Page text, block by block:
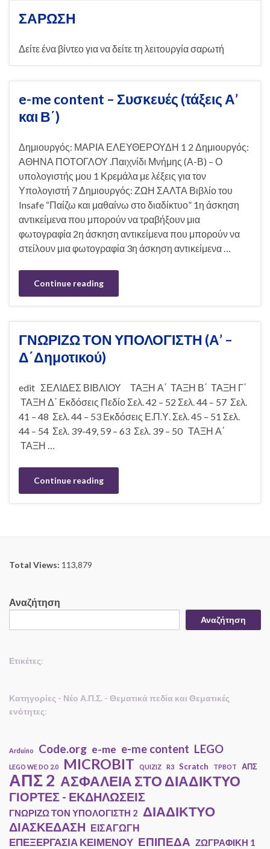
ΣΑΡΩΣΗ
Δείτε ένα βίντεο για να δείτε τη λειτουργία σαρωτή
e-me content – Συσκευές (τάξεις Α’
και Β΄)
Δημιουργός: ΜΑΡΙΑ ΕΛΕΥΘΕΡΟΥΔΗ 1 2 Δημιουργός:
ΑΘΗΝΑ ΠΟΤΟΓΛΟΥ .Παιχνίδι Μνήμης (Α-Β) – Ο
υπολογιστής μου 1 Κρεμάλα με λέξεις για τον
Υπολογιστή 7 Δημιουργός: ΖΩΗ ΣΑΛΤΑ Βιβλίο του
Insafe “Παίζω και μαθαίνω στο διαδίκτυο” 1η άσκηση
αντικείμενα που μπορούν να τραβήξουν μια
φωτογραφία 2η άσκηση αντικείμενα που μπορούν να
στείλουν μια φωτογραφία 3η άσκηση αντικείμενα …
Continue reading
ΓΝΩΡΙΖΩ ΤΟΝ ΥΠΟΛΟΓΙΣΤΗ (Α’ –
Δ΄Δημοτικού)
edit ΣΕΛΙΔΕΣ ΒΙΒΛΙΟΥ ΤΑΞΗ Α΄ ΤΑΞΗ Β΄ ΤΑΞΗ Γ΄
ΤΑΞΗ Δ΄ Εκδόσεις Πεδίο Σελ. 42 – 52 Σελ. 44 – 57 Σελ.
41 – 48 Σελ. 44 – 53 Εκδόσεις Ε.Π.Υ. Σελ. 45 – 51 Σελ.
44 – 54 Σελ. 39-49, 59 – 63 Σελ. 39 – 50 ΤΑΞΗ Α΄
ΤΑΞΗ …
Continue reading
Total Views: 113,879
Αναζήτηση
Αναζήτηση
Ετικέτες:
Κατηγορίες - Νέο Α.Π.Σ. - Θεματικά πεδία και Θεματικές
ενότητες:
Arduino Code.org e-me e-me content LEGO
LEGO WE DO 2.0 MICROBIT QUIZIZ R3 Scratch TPBOT ΑΠΣ
ΑΠΣ 2 ΑΣΦΑΛΕΙΑ ΣΤΟ ΔΙΑΔΙΚΤΥΟ
ΓΙΟΡΤΕΣ - ΕΚΔΗΛΩΣΕΙΣ
ΓΝΩΡΙΖΩ ΤΟΝ ΥΠΟΛΟΓΙΣΤΗ 2 ΔΙΑΔΙΚΤΥΟ
ΔΙΑΣΚΕΔΑΣΗ ΕΙΣΑΓΩΓΗ
ΕΠΕΞΕΡΓΑΣΙΑ ΚΕΙΜΕΝΟΥ ΕΠΙΠΕΔΑ ΖΩΓΡΑΦΙΚΗ 1